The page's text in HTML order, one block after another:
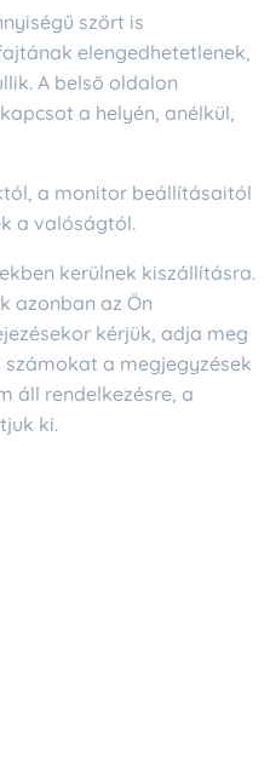
szőrt is
elengedhetetlenek,
A belső oldalon
a helyén, anélkül,
a monitor beállításaitól
a valóságtól.
kerülnek kiszállításra.
azonban az Ön
kérjük, adja meg
a megjegyzések
áll rendelkezésre, a
ki.